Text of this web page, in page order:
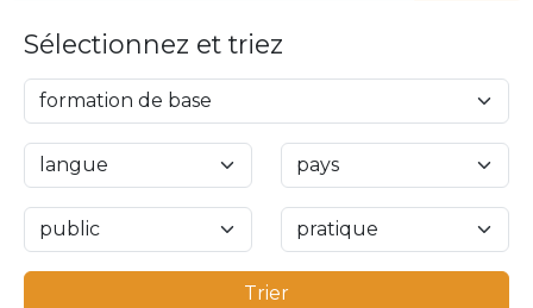
Sélectionnez et triez
Trier